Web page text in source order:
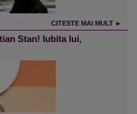
CITESTE MAI MULT ►
Stan! Iubita lui,